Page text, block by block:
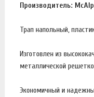
Производитель:
Трап напольный,
Изготовлен из
металлической
Экономичный и